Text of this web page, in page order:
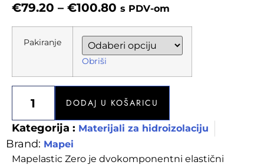
€79.20 – €100.80 s PDV-om
Pakiranje
Obriši
DODAJ U KOŠARICU
Kategorija : Materijali za hidroizolaciju
Brand: Mapei
Mapelastic Zero je dvokomponentni elastični